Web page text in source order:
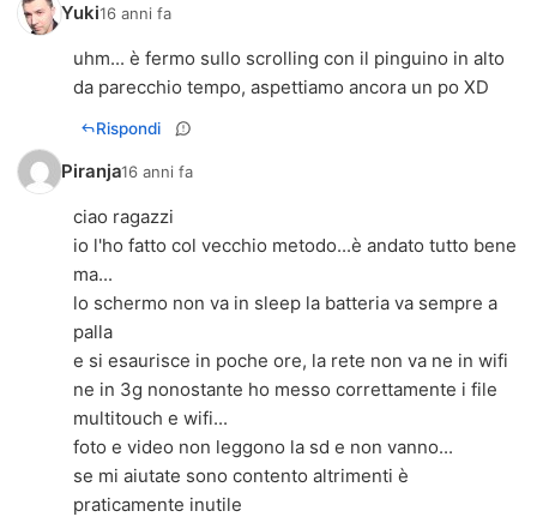
Yuki16 anni fa
uhm... è fermo sullo scrolling con il pinguino in alto
da parecchio tempo, aspettiamo ancora un po XD
Rispondi
Piranja16 anni fa
ciao ragazzi
io l'ho fatto col vecchio metodo...è andato tutto bene
ma...
lo schermo non va in sleep la batteria va sempre a
palla
e si esaurisce in poche ore, la rete non va ne in wifi
ne in 3g nonostante ho messo correttamente i file
multitouch e wifi...
foto e video non leggono la sd e non vanno...
se mi aiutate sono contento altrimenti è
praticamente inutile